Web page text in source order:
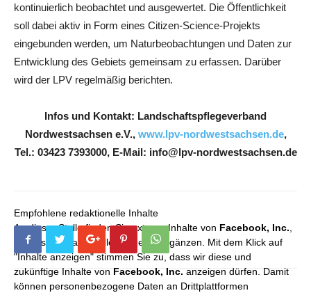
kontinuierlich beobachtet und ausgewertet. Die Öffentlichkeit
soll dabei aktiv in Form eines Citizen-Science-Projekts
eingebunden werden, um Naturbeobachtungen und Daten zur
Entwicklung des Gebiets gemeinsam zu erfassen. Darüber
wird der LPV regelmäßig berichten.
Infos und Kontakt: Landschaftspflegeverband
Nordwestsachsen e.V.,www.lpv-nordwestsachsen.de,
Tel.: 03423 7393000, E-Mail: info@lpv-nordwestsachsen.de
Empfohlene redaktionelle Inhalte
An dieser Stelle finden Sie externe Inhalte von Facebook, Inc.
die unser redaktionelles Angebot ergänzen. Mit dem Klick auf
"Inhalte anzeigen" stimmen Sie zu, dass wir diese und
zukünftige Inhalte von Facebook, Inc. anzeigen dürfen. Damit
können personenbezogene Daten an Drittplattformen